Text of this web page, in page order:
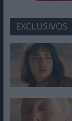
EXCLUSIVOS